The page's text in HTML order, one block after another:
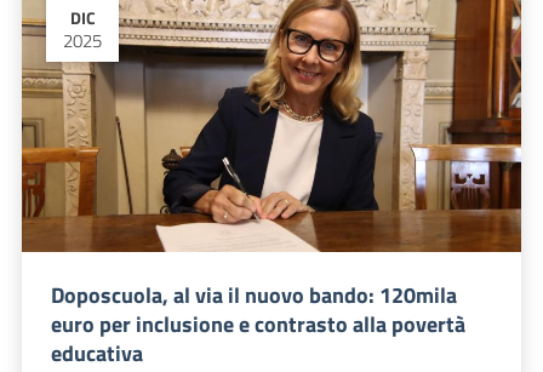
DIC
2025
Doposcuola, al via il nuovo bando: 120mila
euro per inclusione e contrasto alla povertà
educativa